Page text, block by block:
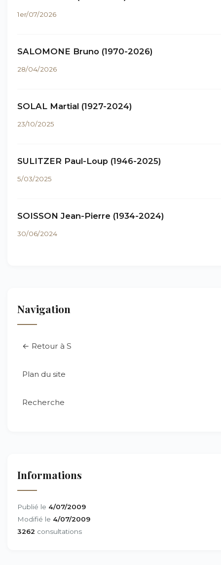
1er/07/2026
SALOMONE Bruno (1970-2026)
28/04/2026
SOLAL Martial (1927-2024)
23/10/2025
SULITZER Paul-Loup (1946-2025)
5/03/2025
SOISSON Jean-Pierre (1934-2024)
30/06/2024
Navigation
← Retour à S
Plan du site
Recherche
Informations
Publié le 4/07/2009
Modifié le 4/07/2009
3262 consultations